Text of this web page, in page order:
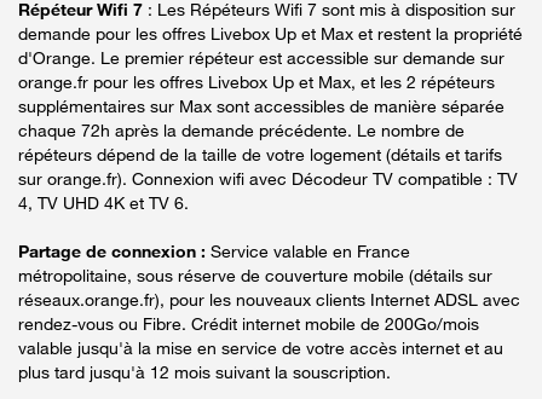
Répéteur Wifi 7 : Les Répéteurs Wifi 7 sont mis à disposition sur
demande pour les offres Livebox Up et Max et restent la propriété
d'Orange. Le premier répéteur est accessible sur demande sur
orange.fr pour les offres Livebox Up et Max, et les 2 répéteurs
supplémentaires sur Max sont accessibles de manière séparée
chaque 72h après la demande précédente. Le nombre de
répéteurs dépend de la taille de votre logement (détails et tarifs
sur orange.fr). Connexion wifi avec Décodeur TV compatible : TV
4, TV UHD 4K et TV 6.
Partage de connexion : Service valable en France
métropolitaine, sous réserve de couverture mobile (détails sur
réseaux.orange.fr), pour les nouveaux clients Internet ADSL avec
rendez-vous ou Fibre. Crédit internet mobile de 200Go/mois
valable jusqu'à la mise en service de votre accès internet et au
plus tard jusqu'à 12 mois suivant la souscription.